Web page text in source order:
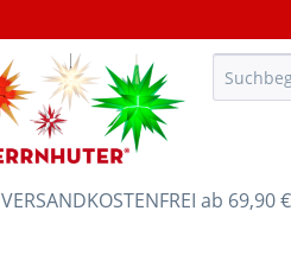
VERSANDKOSTENFREI ab